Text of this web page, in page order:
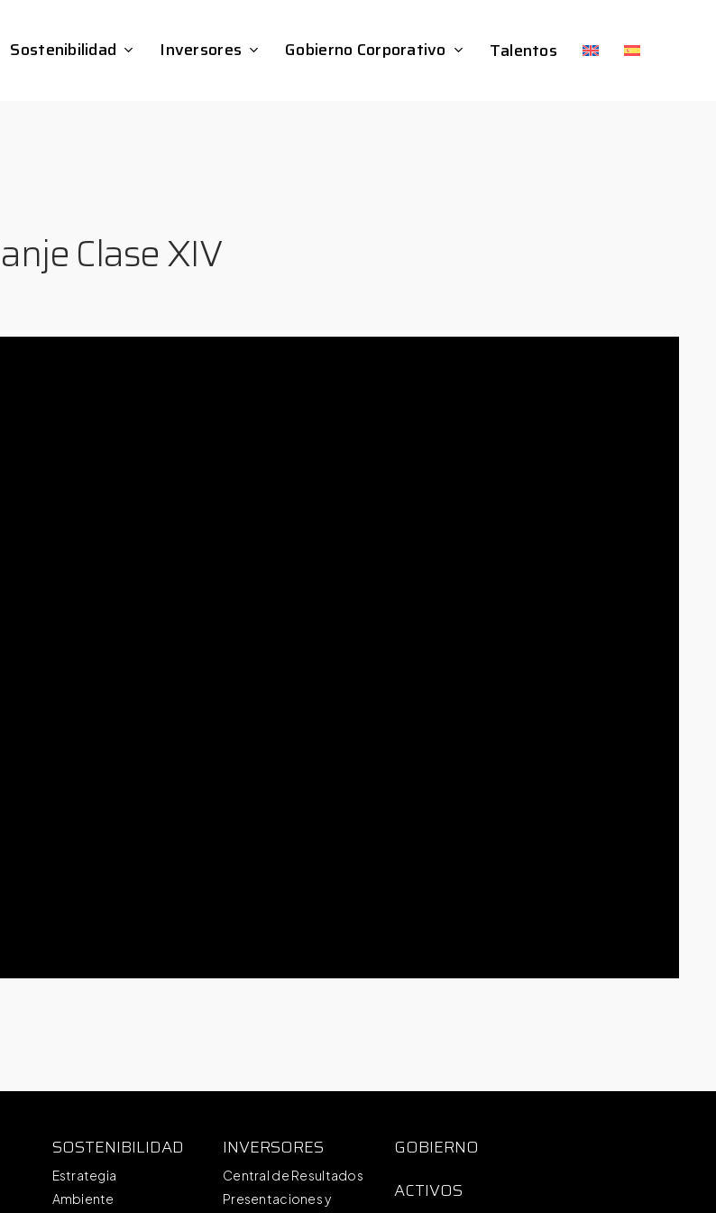
Sostenibilidad Inversores Gobierno Corporativo Talentos
Clase XIV
SOSTENIBILIDAD
Estrategia
Ambiente
INVERSORES
Central de Resultados
Presentaciones y
GOBIERNO
ACTIVOS